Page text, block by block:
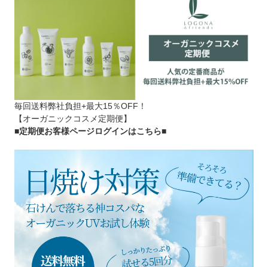
毎回送料弊社負担+最大15％OFF！
【オーガニックコスメ定期便】
■定期便お客様ページログインはこちら■